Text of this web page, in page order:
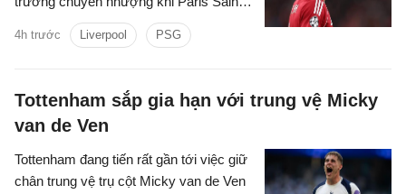
Germain tận dụng nhu cầu cấp thiết tìm
người thay Mohamed Salah để đẩy giá
4h trước Liverpool PSG
Tottenham sắp gia hạn với trung vệ Micky
van de Ven
Tottenham đang tiến rất gần tới việc giữ
chân trung vệ trụ cột Micky van de Ven